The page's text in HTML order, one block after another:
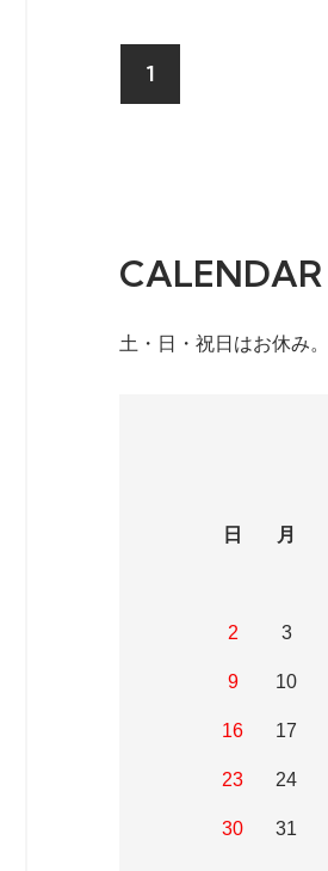
1
CALENDAR
土・日・祝日はお休み。
日
月
2 3
9 10
16 17
23 24
30 31